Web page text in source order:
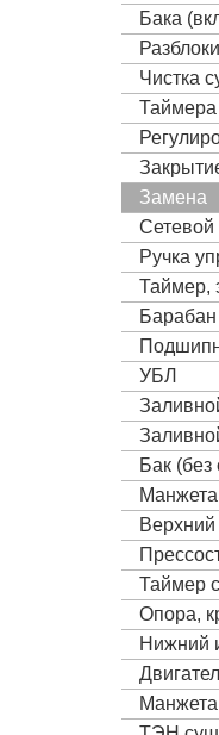
Бака
Чистка
Таймера
Замена
Сетевой
Ручка
Таймер,
УБЛ
Бак (без
Таймер
Опора,
Нижний